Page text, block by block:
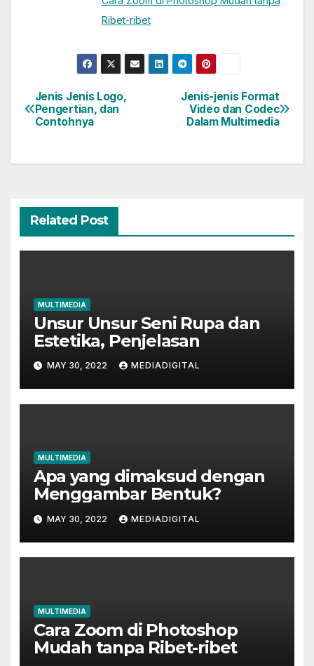
Ribet-ribet
Post
navigation
Jenis-jenis Format
Video dan Codec
Dalam Multimedia
Jenis Jenis Logo,
Pengertian, dan
Contohnya
Related Post
MULTIMEDIA
Unsur Unsur Seni Rupa dan
Estetika, Penjelasan
MAY 30, 2022 MEDIADIGITAL
MULTIMEDIA
Apa yang dimaksud dengan
Menggambar Bentuk?
MAY 30, 2022 MEDIADIGITAL
MULTIMEDIA
Cara Zoom di Photoshop
Mudah tanpa Ribet-ribet